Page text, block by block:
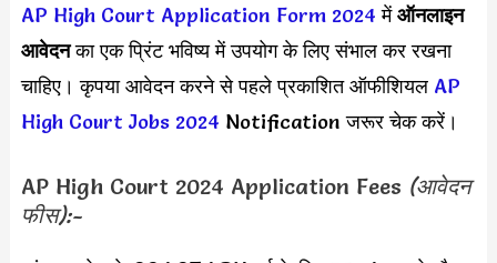
AP High Court Application Form 2024 मेंऑनलाइन
आवेदनका एक प्रिंट भविष्य में उपयोग के लिए संभाल कर रखना
चाहिए। कृपया आवेदन करने से पहले प्रकाशित ऑफीशियल AP
High Court Jobs 2024 Notification जरूर चेक करें।
AP High Court 2024 Application Fees (आवेदन
फीस):-